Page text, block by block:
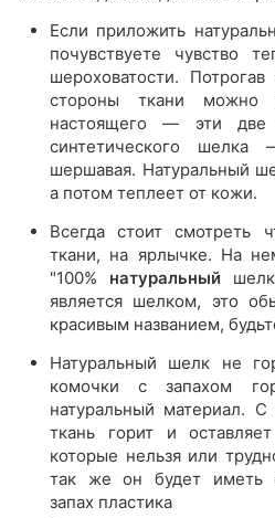
Если приложить
почувствуете чувство
шероховатости.
стороны ткани можно
настоящего — эти
синтетического шелка
шершавая. Натуральный
а потом теплеет от кожи.
Всегда стоит смотреть
ткани, на ярлычке. На
"100% натуральный
является шелком, это
красивым названием,
Натуральный шелк не
комочки с запахом
натуральный материал. С
ткань горит и
которые нельзя или
так же он будет иметь
запах пластика